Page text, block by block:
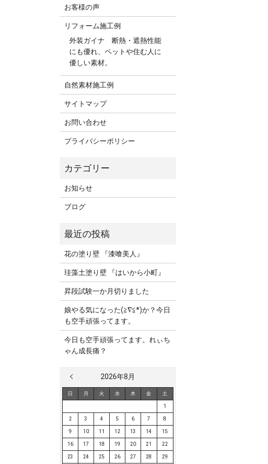
お客様の声
リフォーム施工例
外装ガイナ 断熱・遮熱性能
にも優れ、ペットや住む人に
優しい素材。
自然素材施工例
サイトマップ
お問い合わせ
プライバシーポリシー
お知らせ
ブログ
花の塗り壁 『漆喰美人』
珪藻土塗り壁 『はいから小町』
昇段試験一か月切りました
娘やる気になった(≧∇≦*)か？今日
も空手頑張ってます。
今日も空手頑張ってます。れぃち
ゃん成長痛？
2026年8月
日 月 火 水 木 金 土
1
2 3 4 5 6 7 8
9 10 11 12 13 14 15
16 17 18 19 20 21 22
23 24 25 26 27 28 29